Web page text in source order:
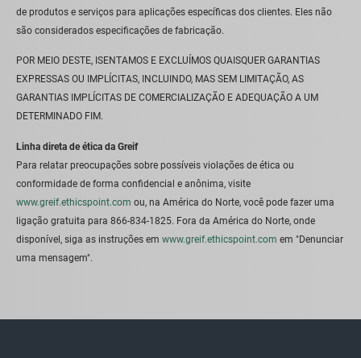
de produtos e serviços para aplicações específicas dos clientes. Eles não
são considerados especificações de fabricação.
POR MEIO DESTE, ISENTAMOS E EXCLUÍMOS QUAISQUER GARANTIAS
EXPRESSAS OU IMPLÍCITAS, INCLUINDO, MAS SEM LIMITAÇÃO, AS
GARANTIAS IMPLÍCITAS DE COMERCIALIZAÇÃO E ADEQUAÇÃO A UM
DETERMINADO FIM.
Linha direta de ética da Greif
Para relatar preocupações sobre possíveis violações de ética ou
conformidade de forma confidencial e anônima, visite
www.greif.ethicspoint.com ou, na América do Norte, você pode fazer uma
ligação gratuita para 866-834-1825. Fora da América do Norte, onde
disponível, siga as instruções em www.greif.ethicspoint.com em "Denunciar
uma mensagem".